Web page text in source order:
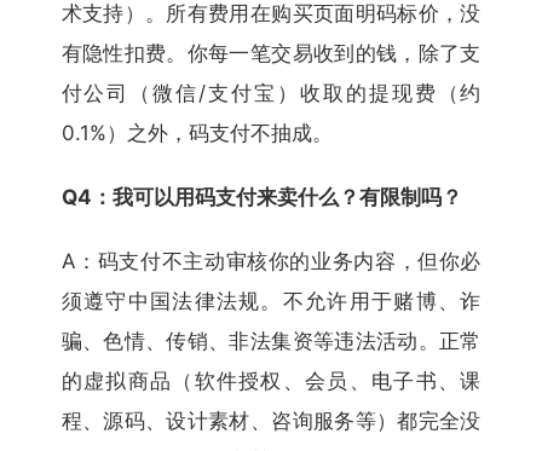
术支持）。所有费用在购买页面明码标价，没
有隐性扣费。你每一笔交易收到的钱，除了支
付公司（微信/支付宝）收取的提现费（约
0.1%）之外，码支付不抽成。
Q4：我可以用码支付来卖什么？有限制吗？
A：码支付不主动审核你的业务内容，但你必
须遵守中国法律法规。不允许用于赌博、诈
骗、色情、传销、非法集资等违法活动。正常
的虚拟商品（软件授权、会员、电子书、课
程、源码、设计素材、咨询服务等）都完全没